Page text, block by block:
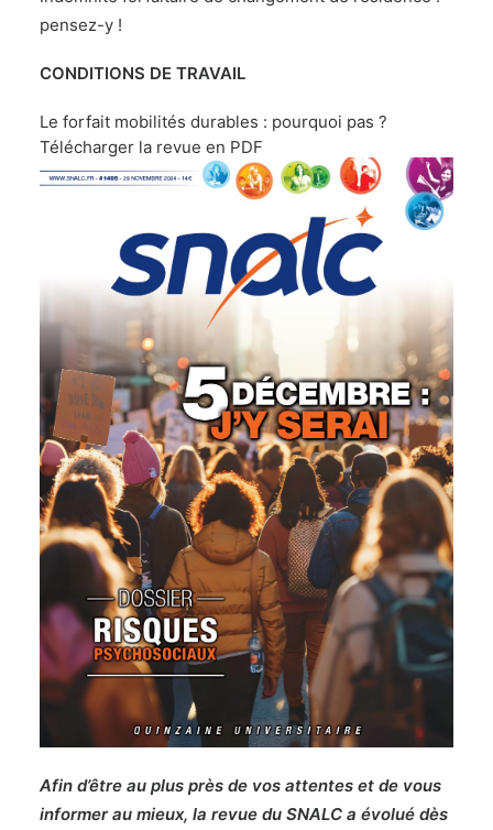
pensez-y !
CONDITIONS DE TRAVAIL
Le forfait mobilités durables : pourquoi pas ?
Télécharger la revue en PDF
Afin d’être au plus près de vos attentes et de vous
informer au mieux, la revue du SNALC a évolué dès